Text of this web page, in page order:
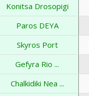
Konitsa Drosopigi
Paros DEYA
Skyros Port
Gefyra Rio ...
Chalkidiki Nea ...